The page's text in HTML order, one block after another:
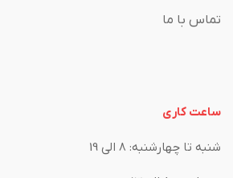
تماس با ما
ساعت کاری
شنبه تا چهارشنبه: 8 الی 19